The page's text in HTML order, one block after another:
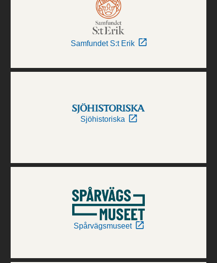
Samfundet S:t Erik
Sjöhistoriska
Spårvägsmuseet